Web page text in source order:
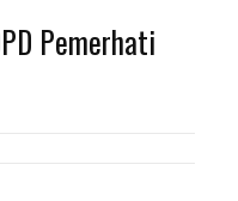
Pemerhati